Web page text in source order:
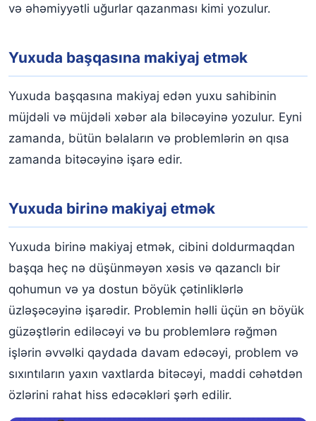
və əhəmiyyətli uğurlar qazanması kimi yozulur.
Yuxuda başqasına makiyaj etmək
Yuxuda başqasına makiyaj edən yuxu sahibinin
müjdəli və müjdəli xəbər ala biləcəyinə yozulur. Eyni
zamanda, bütün bəlaların və problemlərin ən qısa
zamanda bitəcəyinə işarə edir.
Yuxuda birinə makiyaj etmək
Yuxuda birinə makiyaj etmək, cibini doldurmaqdan
başqa heç nə düşünməyən xəsis və qazanclı bir
qohumun və ya dostun böyük çətinliklərlə
üzləşəcəyinə işarədir. Problemin həlli üçün ən böyük
güzəştlərin ediləcəyi və bu problemlərə rəğmən
işlərin əvvəlki qaydada davam edəcəyi, problem və
sıxıntıların yaxın vaxtlarda bitəcəyi, maddi cəhətdən
özlərini rahat hiss edəcəkləri şərh edilir.